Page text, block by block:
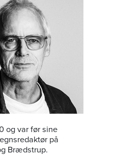
og var før sine
på
Brædstrup.